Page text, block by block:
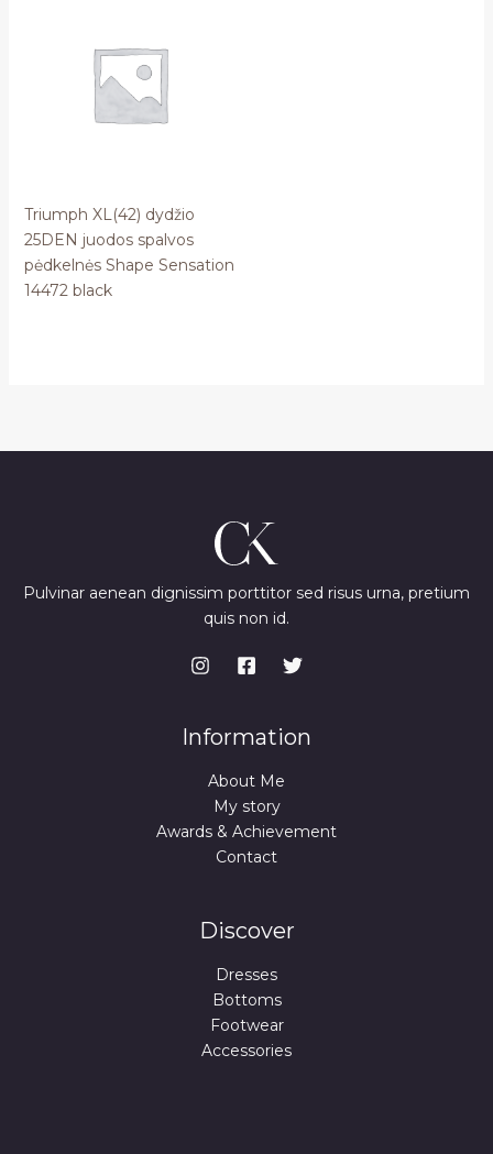
Triumph XL(42) dydžio
25DEN juodos spalvos
pėdkelnės Shape Sensation
14472 black
Pulvinar aenean dignissim porttitor sed risus urna, pretium
quis non id.
Information
About Me
My story
Awards & Achievement
Contact
Discover
Dresses
Bottoms
Footwear
Accessories